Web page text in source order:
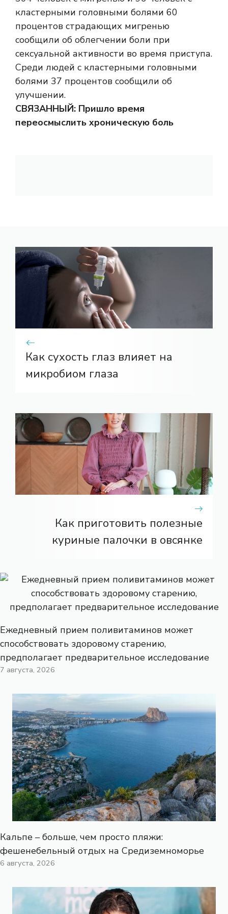
кластерными головными болями 60
процентов страдающих мигренью
сообщили об облегчении боли при
сексуальной активности во время приступа.
Среди людей с кластерными головными
болями 37 процентов сообщили об
улучшении.
СВЯЗАННЫЙ: Пришло время
переосмыслить хроническую боль
Как сухость глаз влияет на
микробиом глаза
Как приготовить полезные
куриные палочки в овсянке
Ежедневный прием поливитаминов может
способствовать здоровому старению,
предполагает предварительное исследование
7 августа, 2026
Кальпе – больше, чем просто пляжи:
фешенебельный отдых на Средиземноморье
6 августа, 2026